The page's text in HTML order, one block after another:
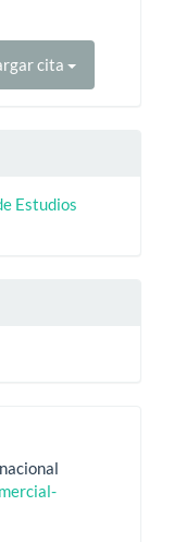
cita
Estudios